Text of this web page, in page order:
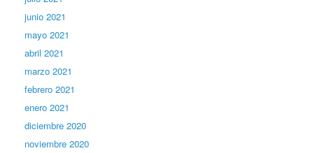
junio 2021
mayo 2021
abril 2021
marzo 2021
febrero 2021
enero 2021
diciembre 2020
noviembre 2020